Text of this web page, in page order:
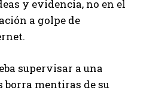
y evidencia, no en el
a golpe de
supervisar a una
mentiras de su